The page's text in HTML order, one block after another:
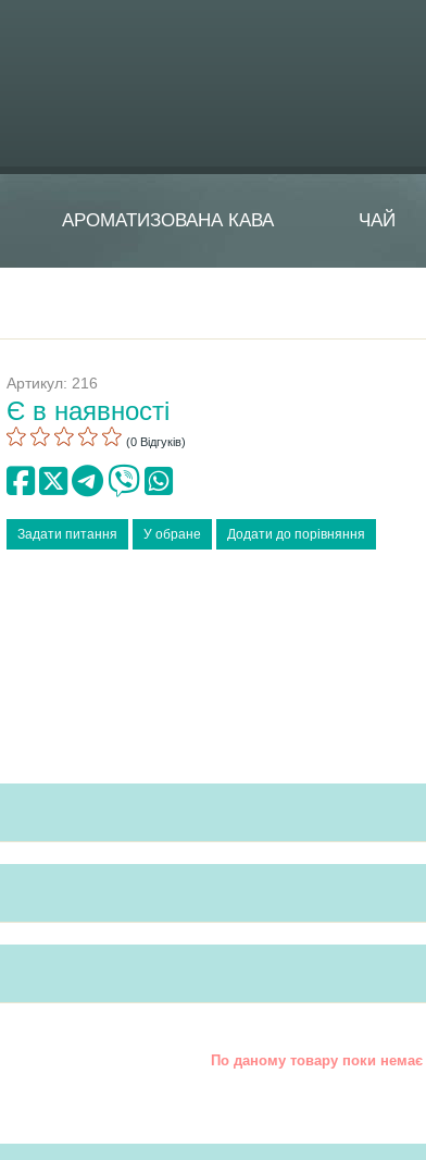
АРОМАТИЗОВАНА КАВА ЧАЙ
Артикул: 216
Є в наявності
(0 Відгуків)
По даному товару поки немає